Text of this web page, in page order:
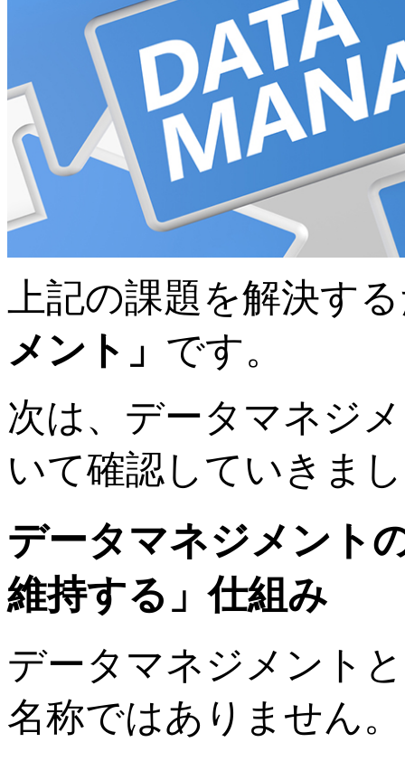
上記の課題を解決す
メント」 です。
次は、データマネジ
いて確認していきま
データマネジメント
維持する」仕組み
データマネジメント
名称ではありません。